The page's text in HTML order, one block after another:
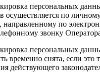
персональных
осуществляется по
направленному по
звонку
персональных
временно снята, если это
действующего